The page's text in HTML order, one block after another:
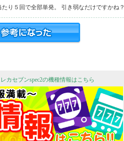
り５回で全部単発。 引き弱なだけですかね？
カセブンspec2の機種情報はこちら